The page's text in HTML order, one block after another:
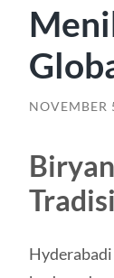
NOVEMBER